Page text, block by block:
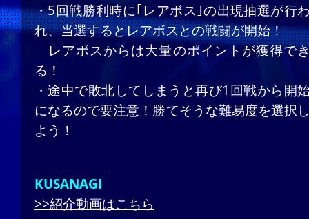
・5回戦勝利時に｢レアボス｣の出現抽選が行
れ、当選するとレアボスとの戦闘が開始！
レアボスからは大量のポイントが獲得で
る！
・途中で敗北してしまうと再び1回戦から開
になるので要注意！勝てそうな難易度を選択
よう！
KUSANAGI
>>紹介動画はこちら